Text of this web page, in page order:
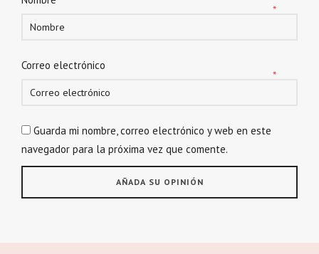
*
Correo electrónico
*
Guarda mi nombre, correo electrónico y web en este
navegador para la próxima vez que comente.